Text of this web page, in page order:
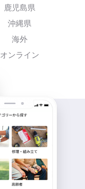
鹿児島県
沖縄県
海外
オンライン